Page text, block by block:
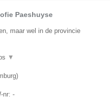
Paeshuyse
maar wel in de provincie
▼
)
nr: -